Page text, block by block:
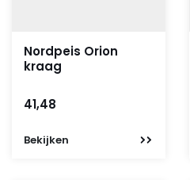
Nordpeis Orion
kraag
41,48
Bekijken